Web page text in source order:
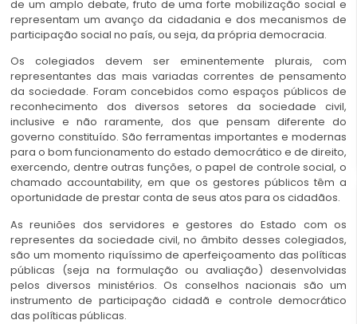
de um amplo debate, fruto de uma forte mobilização social e
representam um avanço da cidadania e dos mecanismos de
participação social no país, ou seja, da própria democracia.
Os colegiados devem ser eminentemente plurais, com
representantes das mais variadas correntes de pensamento
da sociedade. Foram concebidos como espaços públicos de
reconhecimento dos diversos setores da sociedade civil,
inclusive e não raramente, dos que pensam diferente do
governo constituído. São ferramentas importantes e modernas
para o bom funcionamento do estado democrático e de direito,
exercendo, dentre outras funções, o papel de controle social, o
chamado accountability, em que os gestores públicos têm a
oportunidade de prestar conta de seus atos para os cidadãos.
As reuniões dos servidores e gestores do Estado com os
representes da sociedade civil, no âmbito desses colegiados,
são um momento riquíssimo de aperfeiçoamento das políticas
públicas (seja na formulação ou avaliação) desenvolvidas
pelos diversos ministérios. Os conselhos nacionais são um
instrumento de participação cidadã e controle democrático
das políticas públicas.